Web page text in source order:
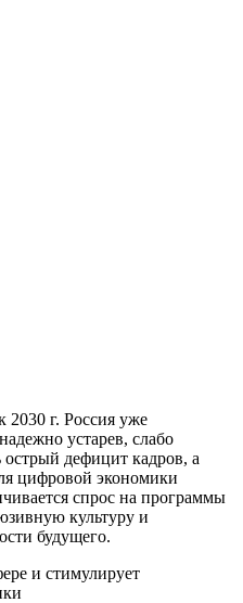
г. Россия уже
устарев, слабо
дефицит кадров, а
цифровой экономики
спрос на программы
культуру и
будущего.
и стимулирует